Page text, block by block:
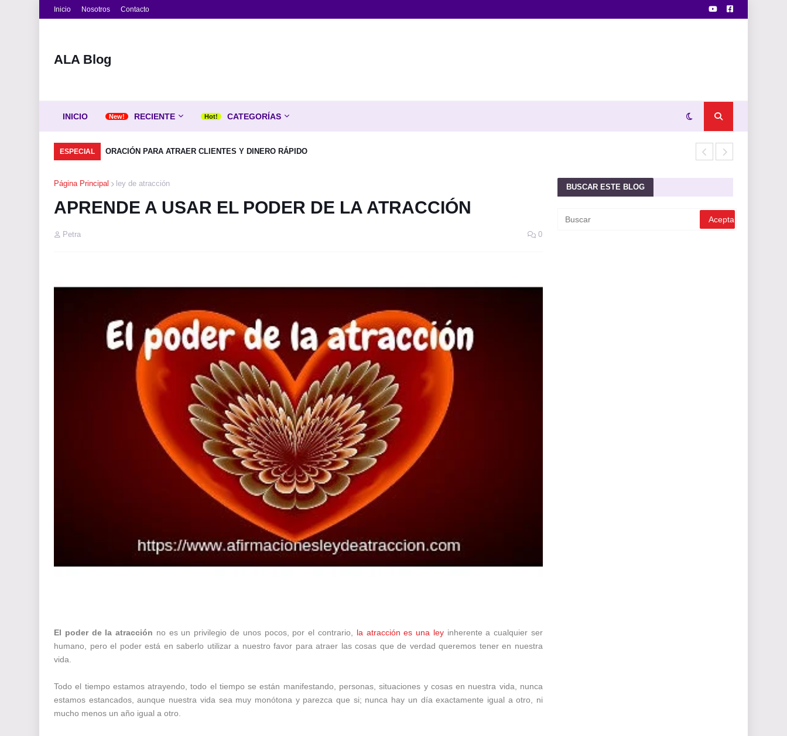
Inicio Nosotros Contacto
ALA Blog
INICIO RECIENTE CATEGORÍAS
ESPECIAL ORACIÓN PARA ATRAER CLIENTES Y DINERO RÁPIDO
Página Principal ley de atracción
APRENDE A USAR EL PODER DE LA ATRACCIÓN
Petra 0
El poder de la atracción no es un privilegio de unos pocos, por el contrario, la atracción es una leyinherente a cualquier ser
humano, pero el poder está en saberlo utilizar a nuestro favor para atraer las cosas que de verdad queremos tener en nuestra
vida.
Todo el tiempo estamos atrayendo, todo el tiempo se están manifestando, personas, situaciones y cosas en nuestra vida, nunca
estamos estancados, aunque nuestra vida sea muy monótona y parezca que si; nunca hay un día exactamente igual a otro, ni
mucho menos un año igual a otro.
BUSCAR ESTE BLOG